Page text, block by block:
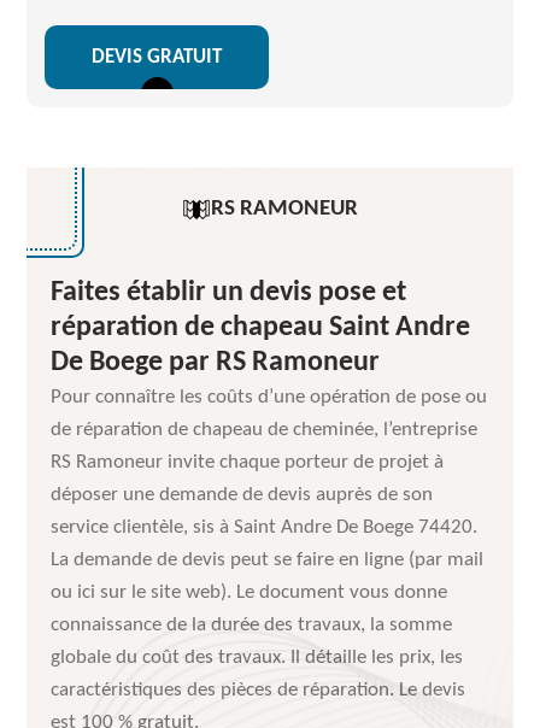
DEVIS GRATUIT
RS RAMONEUR
Faites établir un devis pose et
réparation de chapeau Saint Andre
De Boege par RS Ramoneur
Pour connaître les coûts d’une opération de pose ou
de réparation de chapeau de cheminée, l’entreprise
RS Ramoneur invite chaque porteur de projet à
déposer une demande de devis auprès de son
service clientèle, sis à Saint Andre De Boege 74420.
La demande de devis peut se faire en ligne (par mail
ou ici sur le site web). Le document vous donne
connaissance de la durée des travaux, la somme
globale du coût des travaux. Il détaille les prix, les
caractéristiques des pièces de réparation. Le devis
est 100 % gratuit.